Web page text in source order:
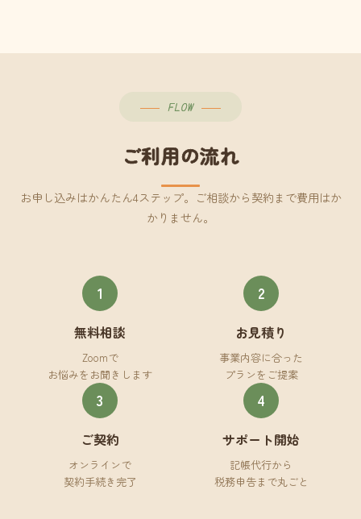
FLOW
ご利用の流れ
お申し込みはかんたん4ステップ。ご相談から契約まで費用はか
かりません。
1
無料相談
Zoomで
お悩みをお聞きします
2
お見積り
事業内容に合った
プランをご提案
3
ご契約
オンラインで
契約手続き完了
4
サポート開始
記帳代行から
税務申告まで丸ごと